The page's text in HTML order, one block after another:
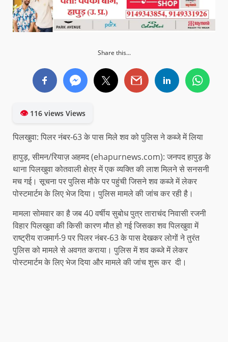
Share this...
👁116 views Views
पिलखुवा: पिलर नंबर-63 के पास मिले शव को पुलिस ने कब्जे में लिया
हापुड़, सीमन/रियाज़ अहमद (ehapurnews.com): जनपद हापुड़ के
थाना पिलखुवा कोतवाली क्षेत्र में एक व्यक्ति की लाश मिलने से सनसनी
मच गई। सूचना पर पुलिस मौके पर पहुंची जिसने शव कब्जे में लेकर
पोस्टमार्टम के लिए भेज दिया। पुलिस मामले की जांच कर रही है।
मामला सोमवार का है जब 40 वर्षीय सुबोध पुत्र ताराचंद निवासी रजनी
विहार पिलखुवा की किसी कारण मौत हो गई जिसका शव पिलखुवा में
राष्ट्रीय राजमार्ग-9 पर पिलर नंबर-63 के पास देखकर लोगों ने तुरंत
पुलिस को मामले से अवगत कराया। पुलिस में शव कब्जे में लेकर
पोस्टमार्टम के लिए भेज दिया और मामले की जांच शुरू कर दी।